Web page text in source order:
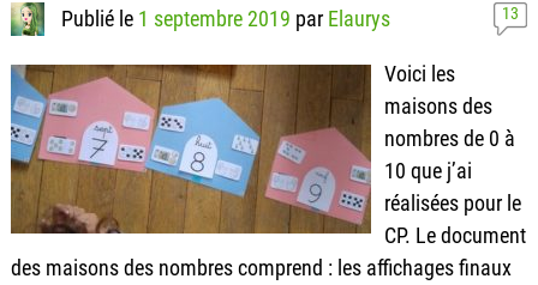
Publié le 1 septembre 2019 par Elaurys 13
Voici les
maisons des
nombres de 0 à
10 que j’ai
réalisées pour le
CP. Le document
des maisons des nombres comprend : les affichages finaux